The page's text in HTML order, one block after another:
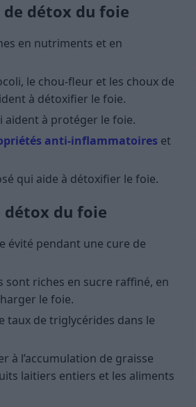
détox du foie
en nutriments et en
le chou-fleur et les choux de
à détoxifier le foie.
aident à protéger le foie.
anti-inflammatoires et
qui aide à détoxifier le foie.
détox du foie
évité pendant une cure de
sont riches en sucre raffiné, en
le foie.
taux de triglycérides dans le
à l’accumulation de graisse
laitiers entiers et les aliments